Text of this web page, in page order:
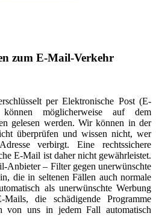
zum E-Mail-Verkehr
per Elektronische Post (E-
möglicherweise auf dem
gelesen werden. Wir können in der
überprüfen und wissen nicht, wer
verbirgt. Eine rechtssichere
E-Mail ist daher nicht gewährleistet.
Anbieter – Filter gegen unerwünschte
die in seltenen Fällen auch normale
als unerwünschte Werbung
die schädigende Programme
von uns in jedem Fall automatisch